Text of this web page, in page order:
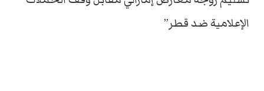
الإعلامية ضد قطر”